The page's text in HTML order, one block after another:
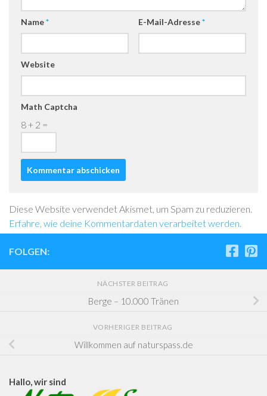
Name* E-Mail-Adresse*
Website
Math Captcha
8 + 2 =
Diese Website verwendet Akismet, um Spam zu reduzieren.
Erfahre, wie deine Kommentardaten verarbeitet werden.
FOLGEN:
NÄCHSTER BEITRAG
Berge – 10.000 Tränen
VORHERIGER BEITRAG
Willkommen auf naturspass.de
Hallo, wir sind